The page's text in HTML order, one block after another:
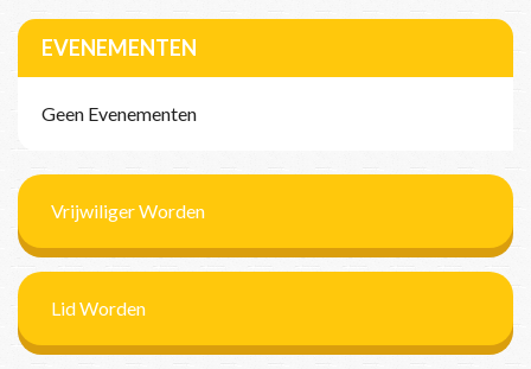
EVENEMENTEN
Geen Evenementen
Vrijwiliger Worden
Lid Worden